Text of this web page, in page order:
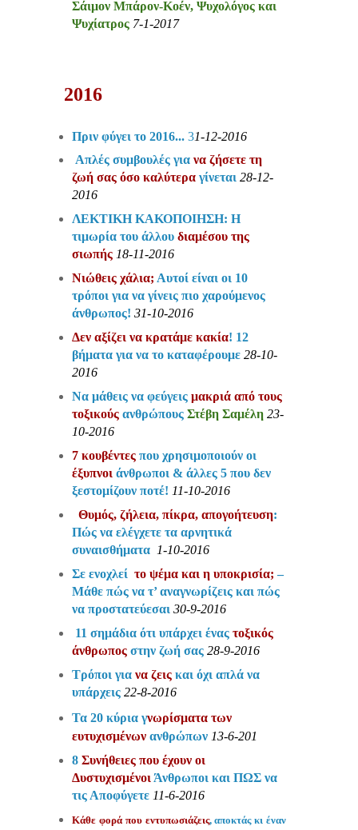
Σάιμον Μπάρον-Κοέν, Ψυχολόγος και
Ψυχίατρος 7-1-2017
2016
Πριν φύγει το 2016...31-12-2016
Απλές συμβουλές για να ζήσετε τη
ζωή σας όσο καλύτεραγίνεται 28-12-
2016
ΛΕΚΤΙΚΗ ΚΑΚΟΠΟΙΗΣΗ: Η
τιμωρία του άλλου διαμέσου της
σιωπής 18-11-2016
Νιώθεις χάλια; Αυτοί είναι οι 10
τρόποι για να γίνεις πιο χαρούμενος
άνθρωπος! 31-10-2016
Δεν αξίζει να κρατάμε κακία! 12
βήματα για να το καταφέρουμε 28-10-
2016
Να μάθεις να φεύγεις μακριά από τους
τοξικούςανθρώπους Στέβη Σαμέλη 23-
10-2016
7 κουβέντες που χρησιμοποιούν οι
έξυπνοι άνθρωποι & άλλες 5 που δεν
ξεστομίζουν ποτέ! 11-10-2016
Θυμός, ζήλεια, πίκρα, απογοήτευση:
Πώς να ελέγχετε τα αρνητικά
συναισθήματα
1-10-2016
Σε ενοχλεί το ψέμα και η υποκρισία;–
Μάθε πώς να τ’ αναγνωρίζεις και πώς
να προστατεύεσαι 30-9-2016
11 σημάδια ότι υπάρχει ένας τοξικός
άνθρωποςστην ζωή σας 28-9-2016
Τρόποι για να ζεις και όχι απλά να
υπάρχεις 22-8-2016
Τα 20 κύρια γνωρίσματα των
ευτυχισμένωνανθρώπων 13-6-201
8 Συνήθειες που έχουν οι
Δυστυχισμένοι Άνθρωποι και ΠΩΣ να
τις Αποφύγετε 11-6-2016
Κάθε φορά που εντυπωσιάζεις, αποκτάς κι έναν